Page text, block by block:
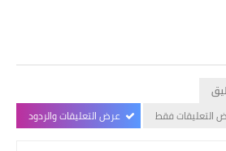
التعليقات فقط
عرض التعليقات والردود